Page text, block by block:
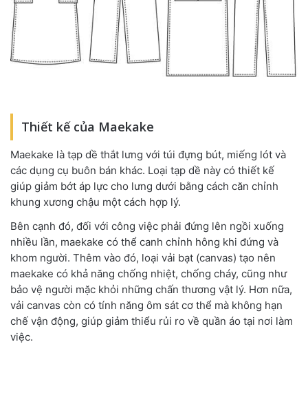
Thiết kế của Maekake
Maekake là tạp dề thắt lưng với túi đựng bút, miếng lót và
các dụng cụ buôn bán khác. Loại tạp dề này có thiết kế
giúp giảm bớt áp lực cho lưng dưới bằng cách căn chỉnh
khung xương chậu một cách hợp lý.
Bên cạnh đó, đối với công việc phải đứng lên ngồi xuống
nhiều lần, maekake có thể canh chỉnh hông khi đứng và
khom người. Thêm vào đó, loại vải bạt (canvas) tạo nên
maekake có khả năng chống nhiệt, chống cháy, cũng như
bảo vệ người mặc khỏi những chấn thương vật lý. Hơn nữa,
vải canvas còn có tính năng ôm sát cơ thể mà không hạn
chế vận động, giúp giảm thiểu rủi ro về quần áo tại nơi làm
việc.